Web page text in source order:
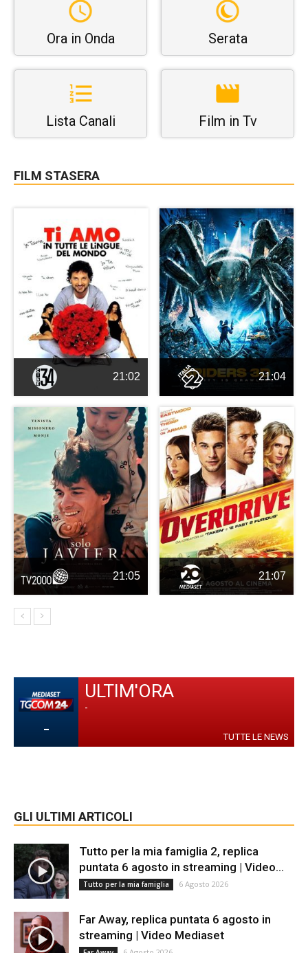
Ora in Onda Serata
Lista Canali Film in Tv
FILM STASERA
21:02 21:04
21:05 21:07
-
ULTIM'ORA
-
TUTTE LE NEWS
GLI ULTIMI ARTICOLI
Tutto per la mia famiglia 2, replica
puntata 6 agosto in streaming | Video...
Tutto per la mia famiglia 6 Agosto 2026
Far Away, replica puntata 6 agosto in
streaming | Video Mediaset